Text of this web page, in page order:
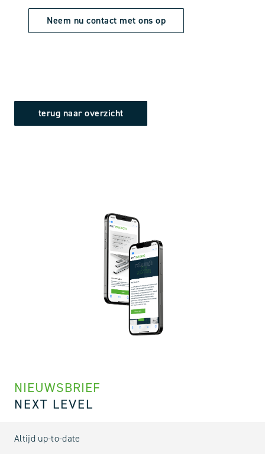
Neem nu contact met ons op
terug naar overzicht
NIEUWSBRIEF
NEXT LEVEL
Altijd up-to-date